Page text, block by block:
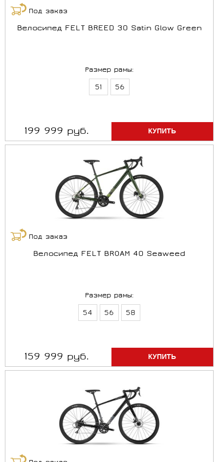
Под заказ
Велосипед FELT BREED 30 Satin Glow Green
Размер рамы:
51 56
199 999 руб.
Под заказ
Велосипед FELT BROAM 40 Seaweed
Размер рамы:
54 56 58
159 999 руб.